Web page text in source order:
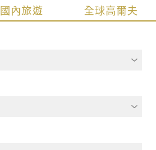
國內旅遊 全球高爾夫